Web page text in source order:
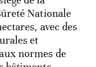
Nationale
avec des
et
normes de